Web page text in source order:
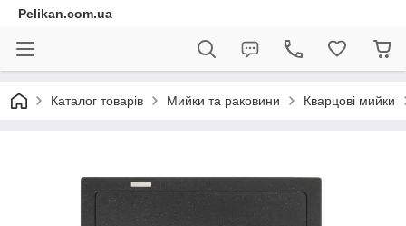
Pelikan.com.ua
Каталог товарів Мийки та раковини Кварцові мийки